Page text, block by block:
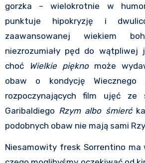
gorzka – wielokrotnie w
punktuje hipokryzję i
zaawansowanej wiekiem
niezrozumiały pęd do wątpliwej
choć
Wielkie pięknomoże
obaw o kondycję
rozpoczynających film ujęć ze
Garibaldiego Rzym albo śmierć
podobnych obaw nie mają sami
Niesamowity fresk Sorrentino ma